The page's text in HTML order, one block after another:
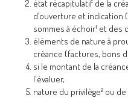
état récapitulatif de la
d’ouverture et
sommes à échoir¹ et des
éléments de nature à
créance (factures, bons
si le montant de la
l'évaluer,
nature du privilège² ou